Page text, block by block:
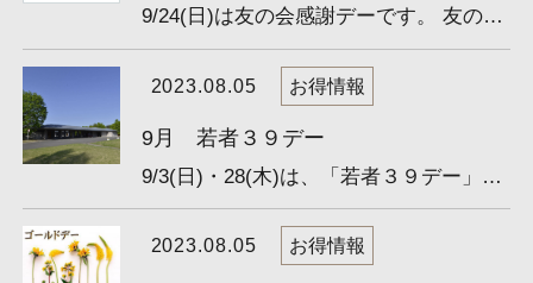
9/24(日)は友の会感謝デーです。 友の会会員様限定、特別料金でゴルフができるお得な日です。 ※友の会特別 6...
2023.08.05 お得情報
9月 若者３９デー
9/3(日)・28(木)は、「若者３９デー」です。 ３９歳以下の方（要証明書）は、特別料金でゴルフができる、大変...
2023.08.05 お得情報